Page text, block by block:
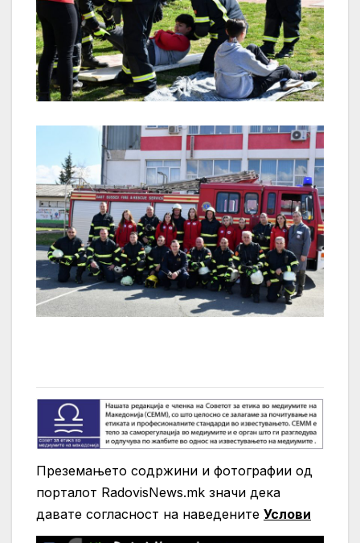
Преземањето содржини и фотографии од
порталот RadovisNews.mk значи дека
давате согласност на нaведените Услови